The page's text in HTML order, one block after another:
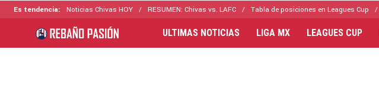
Es tendencia: Noticias Chivas HOY RESUMEN: Chivas vs. LAFC Tabla de posiciones en Leagues Cup
ULTIMAS NOTICIAS LIGA MX LEAGUES CUP